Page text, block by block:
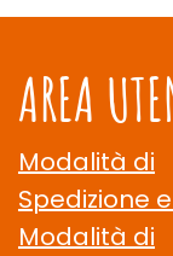
AREA
Modalità di
Spedizione
Modalità di